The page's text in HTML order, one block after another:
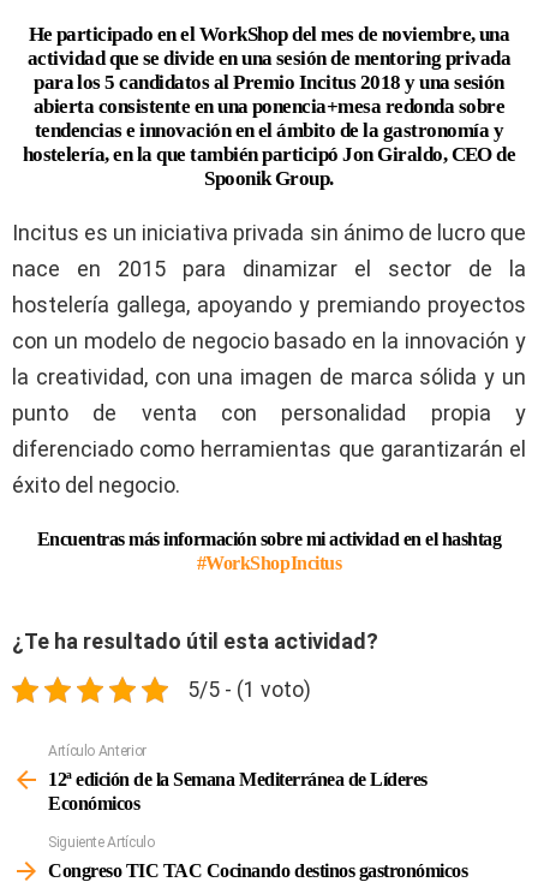
He participado en el WorkShop del mes de noviembre, una
actividad que se divide en una sesión de mentoring privada
para los 5 candidatos al Premio Incitus 2018 y una sesión
abierta consistente en una ponencia+mesa redonda sobre
tendencias e innovación en el ámbito de la gastronomía y
hostelería, en la que también participó Jon Giraldo, CEO de
Spoonik Group.
Incitus es un iniciativa privada sin ánimo de lucro que
nace en 2015 para dinamizar el sector de la
hostelería gallega, apoyando y premiando proyectos
con un modelo de negocio basado en la innovación y
la creatividad, con una imagen de marca sólida y un
punto de venta con personalidad propia y
diferenciado como herramientas que garantizarán el
éxito del negocio.
Encuentras más información sobre mi actividad en el hashtag
#WorkShopIncitus
¿Te ha resultado útil esta actividad?
5/5 - (1 voto)
Más
Artículo Anterior
12ª edición de la Semana Mediterránea de Líderes
Económicos
Siguiente Artículo
Congreso TIC TAC Cocinando destinos gastronómicos